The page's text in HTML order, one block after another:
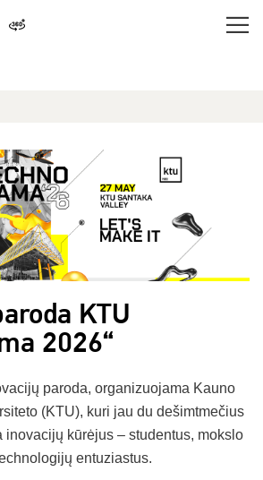
KTU
2026“
paroda, organizuojama Kauno
(KTU), kuri jau du dešimtmečius
inovacijų kūrėjus – studentus, mokslo
entuziastus.